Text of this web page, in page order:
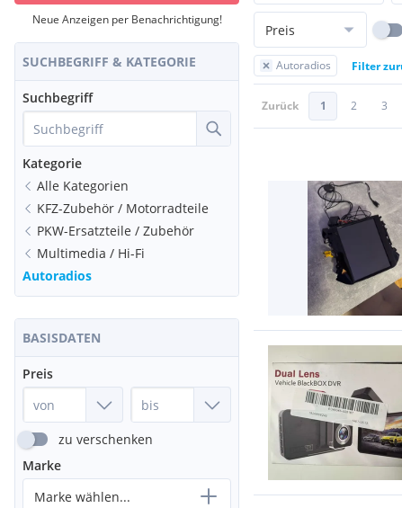
Neue Anzeigen per Benachrichtigung!
SUCHBEGRIFF & KATEGORIE
Suchbegriff
Kategorie
Alle Kategorien
KFZ-Zubehör / Motorradteile
PKW-Ersatzteile / Zubehör
Multimedia / Hi-Fi
Autoradios
BASISDATEN
Preis
zu verschenken
Marke
Marke wählen...
Preis
Autoradios Filter
Zurück 1 2 3